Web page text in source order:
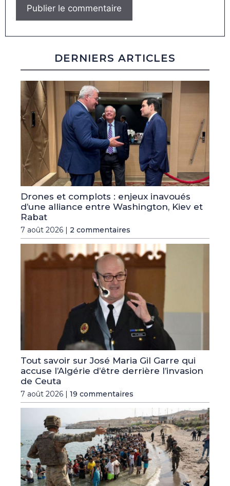
DERNIERS ARTICLES
Drones et complots : enjeux inavoués
d’une alliance entre Washington, Kiev et
Rabat
7 août 2026 | 2 commentaires
Tout savoir sur José Maria Gil Garre qui
accuse l’Algérie d’être derrière l’invasion
de Ceuta
7 août 2026 | 19 commentaires